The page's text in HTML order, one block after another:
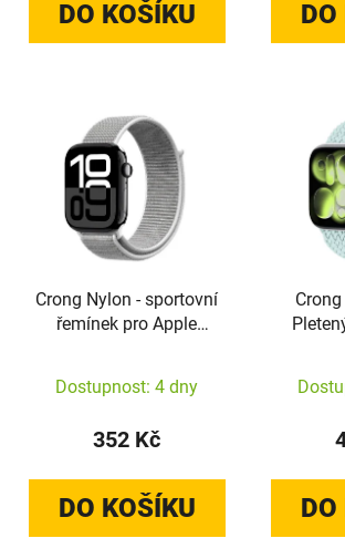
DO KOŠÍKU DO
Crong Nylon - sportovní
řemínek pro Apple
Dostupnost: 4 dny
352 Kč
DO KOŠÍKU DO